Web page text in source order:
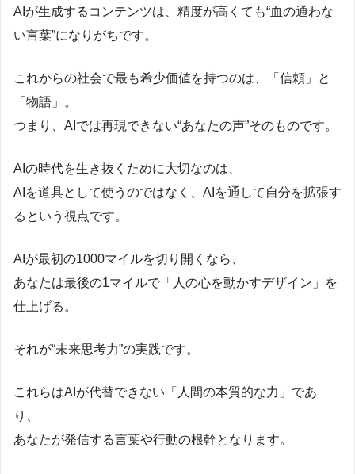
AIが生成するコンテンツは、精度が高くても“血の通わな
い言葉”になりがちです。
これからの社会で最も希少価値を持つのは、「信頼」と
「物語」。
つまり、AIでは再現できない“あなたの声”そのものです。
AIの時代を生き抜くために大切なのは、
AIを道具として使うのではなく、AIを通して自分を拡張す
るという視点です。
AIが最初の1000マイルを切り開くなら、
あなたは最後の1マイルで「人の心を動かすデザイン」を
仕上げる。
それが“未来思考力”の実践です。
これらはAIが代替できない「人間の本質的な力」であ
り、
あなたが発信する言葉や行動の根幹となります。